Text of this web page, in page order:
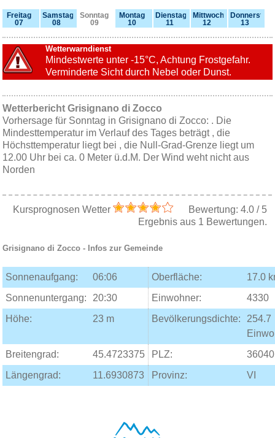
Freitag
07
Samstag
08
Sonntag
09
Montag
10
Dienstag
11
Mittwoch
12
Donnerstag
13
Wetterwarndienst
Mindestwerte unter -15°C, Achtung Frostgefahr.
Verminderte Sicht durch Nebel oder Dunst.
Wetterbericht Grisignano di Zocco
Vorhersage für Sonntag in Grisignano di Zocco: . Die
Mindesttemperatur im Verlauf des Tages beträgt , die
Höchsttemperatur liegt bei , die Null-Grad-Grenze liegt um
12.00 Uhr bei ca. 0 Meter ü.d.M. Der Wind weht nicht aus
Norden
Kursprognosen Wetter Bewertung: 4.0/ 5
Ergebnis aus 1 Bewertungen.
Grisignano di Zocco - Infos zur Gemeinde
Sonnenaufgang: 06:06 Oberfläche:
17.0
Sonnenuntergang:
20:30 Einwohner:
4330
Höhe:
23 m Bevölkerungsdichte:
254.7
Breitengrad:
45.4723375 PLZ:
36040
Längengrad:
11.6930873 Provinz: VI